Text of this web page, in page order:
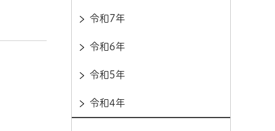
令和7年
令和6年
令和5年
令和4年